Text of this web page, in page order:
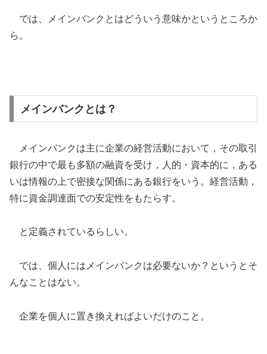
では、メインバンクとはどういう意味かというところか
ら。
メインバンクとは？
メインバンクは主に企業の経営活動において，その取引
銀行の中で最も多額の融資を受け，人的・資本的に，ある
いは情報の上で密接な関係にある銀行をいう。経営活動，
特に資金調達面での安定性をもたらす。
と定義されているらしい。
では、個人にはメインバンクは必要ないか？というとそ
んなことはない。
企業を個人に置き換えればよいだけのこと。